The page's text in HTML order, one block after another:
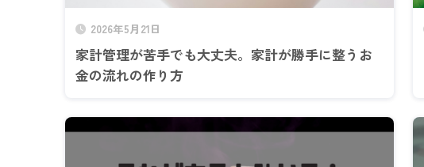
2026年5月21日
家計管理が苦手でも大丈夫。家計が勝手に整うお
金の流れの作り方